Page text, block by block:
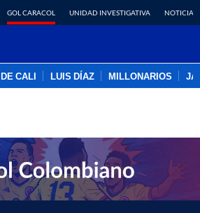
GOL CARACOL UNIDAD INVESTIGATIVA NOTICIAS
CALI LUIS DÍAZ MILLONARIOS